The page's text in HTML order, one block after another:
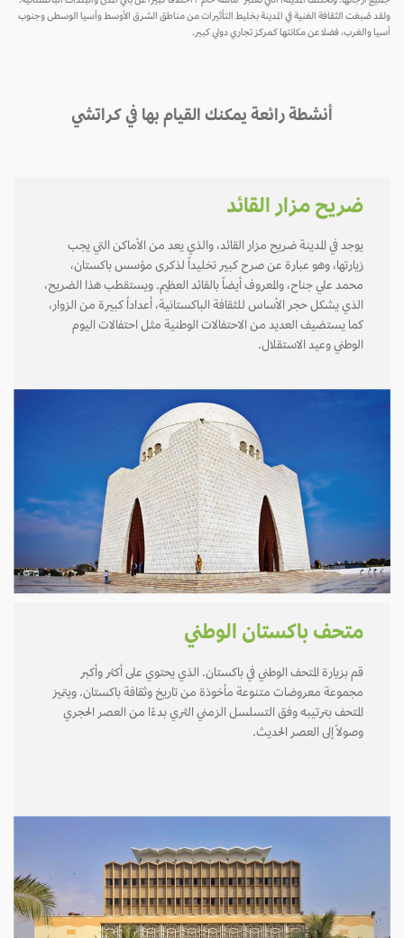
ولقد صُبغت الثقافة الغنية في المدينة بخليط التأثيرات من مناطق الشرق الأوسط وآسيا الوسطى وجنوب
آسيا والغرب، فضلا عن مكانتها كمركز تجاري دولي كبير.
أنشطة رائعة يمكنك القيام بها في كراتشي
ضريح مزار القائد
يوجد في المدينة ضريح مزار القائد، والذي يعد من الأماكن التي يجب
زيارتها، وهو عبارة عن صرح كبير تخليداً لذكرى مؤسس باكستان،
محمد علي جناح، والمعروف أيضاً بالقائد العظيم. ويستقطب هذا الضريح،
الذي يشكل حجر الأساس للثقافة الباكستانية، أعداداً كبيرة من الزوار،
كما يستضيف العديد من الاحتفالات الوطنية مثل احتفالات اليوم
الوطني وعيد الاستقلال.
متحف باكستان الوطني
قم بزيارة المتحف الوطني في باكستان. الذي يحتوي على أكثر وأكبر
مجموعة معروضات متنوعة مأخوذة من تاريخ وثقافة باكستان. ويتميز
المتحف بترتيبه وفق التسلسل الزمني الثري بدءًا من العصر الحجري
وصولاً إلى العصر الحديث.